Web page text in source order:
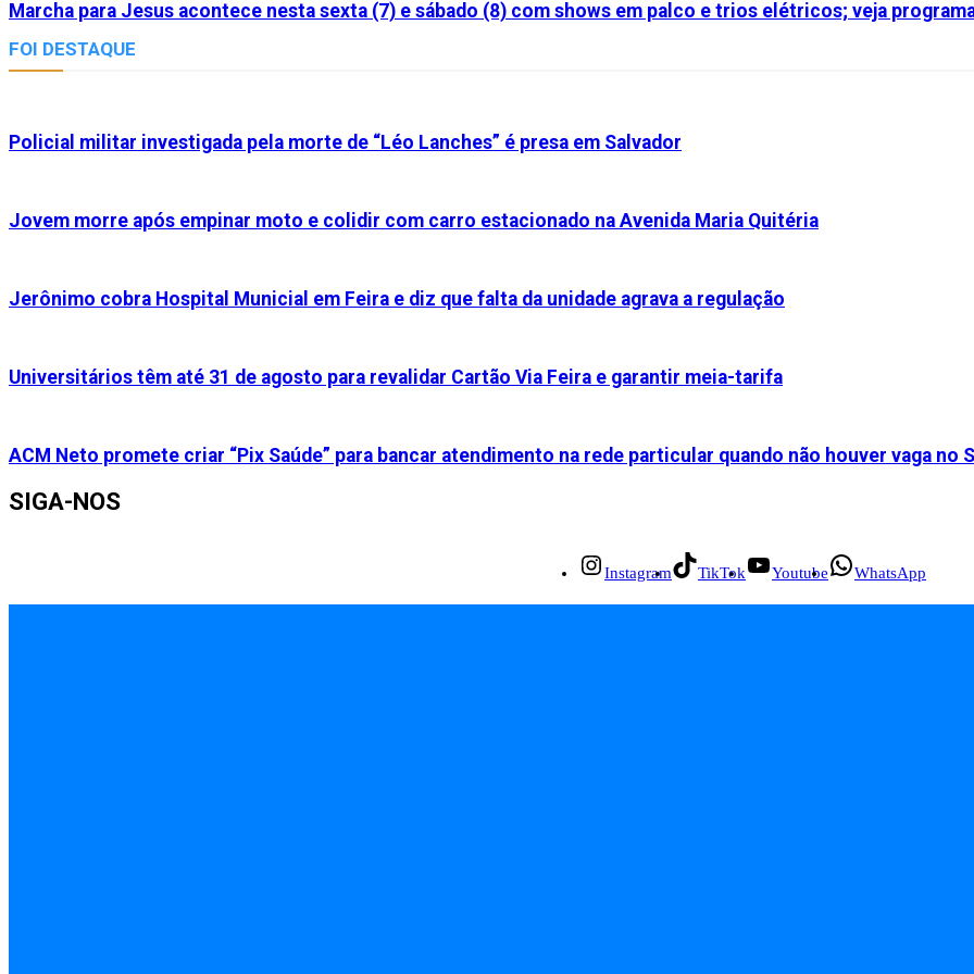
Marcha para Jesus acontece nesta sexta (7) e sábado (8) com shows em palco e trios elétricos; veja
FOI DESTAQUE
Policial militar investigada pela morte de “Léo Lanches” é presa em Salvador
Jovem morre após empinar moto e colidir com carro estacionado na Avenida Maria Quitéria
Jerônimo cobra Hospital Municial em Feira e diz que falta da unidade agrava a regulação
Universitários têm até 31 de agosto para revalidar Cartão Via Feira e garantir meia-tarifa
ACM Neto promete criar “Pix Saúde” para bancar atendimento na rede particular quando não houver vaga no
SIGA-NOS
Instagram TikTok Youtube WhatsApp